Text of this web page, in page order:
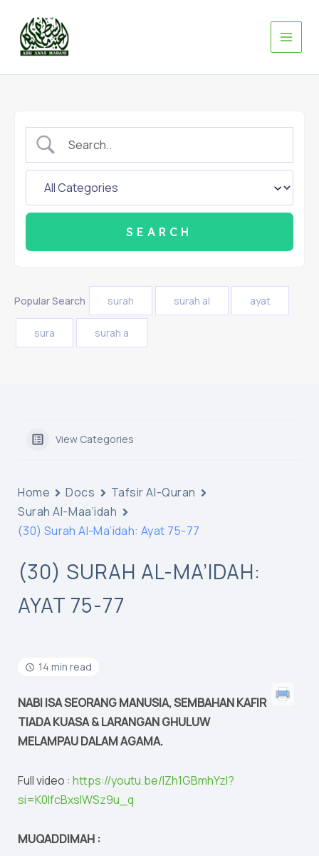
content
Popular Search surah surah al ayat
sura surah a
View Categories
Home Docs
Tafsir Al-Quran
Surah Al-Maa’idah
(30) Surah Al-Ma’idah: Ayat 75-77
(30) SURAH AL-MA’IDAH:
AYAT 75-77
14 min read
NABI ISA SEORANG MANUSIA, SEMBAHAN KAFIR
TIADA KUASA & LARANGAN GHULUW
MELAMPAU DALAM AGAMA.
Full video : https://youtu.be/lZh1GBmhYzI?
si=K0IfcBxslWSz9u_q
MUQADDIMAH :